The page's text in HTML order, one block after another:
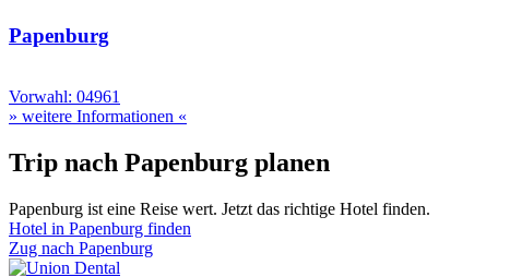
Papenburg
Vorwahl: 04961
» weitere Informationen «
Trip nach Papenburg planen
Papenburg ist eine Reise wert. Jetzt das richtige Hotel finden.
Hotel in Papenburg finden
Zug nach Papenburg